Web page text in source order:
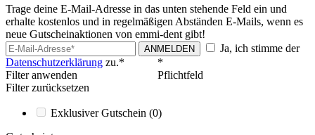
Trage deine E-Mail-Adresse in das unten stehende Feld ein und
erhalte kostenlos und in regelmäßigen Abständen E-Mails, wenn es
neue Gutscheinaktionen von emmi-dent gibt!
ANMELDEN
Ja, ich stimme der
Datenschutzerklärung zu.*
*
Pflichtfeld
Filter anwenden
Filter zurücksetzen
Exklusiver Gutschein (0)